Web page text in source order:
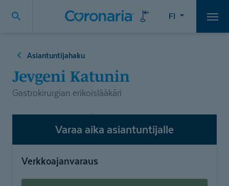
FI
Asiantuntijahaku
Jevgeni Katunin
Gastrokirurgian erikoislääkäri
Varaa aika asiantuntijalle
Verkkoajanvaraus